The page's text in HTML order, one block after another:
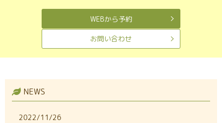
WEBから予約
お問い合わせ
NEWS
2022/11/26